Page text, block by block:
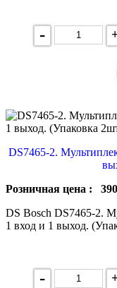
-
DS7465-2.
Розничная цена : 390
DS Bosch DS7465-2.
1 вход и 1 выход.
-